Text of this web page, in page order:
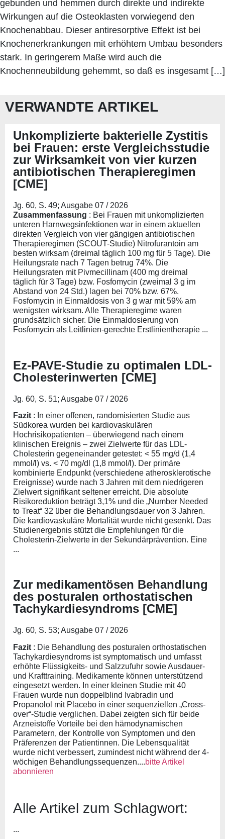
gebunden und hemmen durch direkte und indirekte
Wirkungen auf die Osteoklasten vorwiegend den
Knochenabbau. Dieser antiresorptive Effekt ist bei
Knochenerkrankungen mit erhöhtem Umbau besonders
stark. In geringerem Maße wird auch die
Knochenneubildung gehemmt, so daß es insgesamt […]
VERWANDTE ARTIKEL
Unkomplizierte bakterielle Zystitis
bei Frauen: erste Vergleichsstudie
zur Wirksamkeit von vier kurzen
antibiotischen Therapieregimen
[CME]
Jg. 60, S. 49; Ausgabe 07 / 2026
Zusammenfassung : Bei Frauen mit unkomplizierten
unteren Harnwegsinfektionen war in einem aktuellen
direkten Vergleich von vier gängigen antibiotischen
Therapieregimen (SCOUT-Studie) Nitrofurantoin am
besten wirksam (dreimal täglich 100 mg für 5 Tage). Die
Heilungsrate nach 7 Tagen betrug 74%. Die
Heilungsraten mit Pivmecillinam (400 mg dreimal
täglich für 3 Tage) bzw. Fosfomycin (zweimal 3 g im
Abstand von 24 Std.) lagen bei 70% bzw. 67%.
Fosfomycin in Einmaldosis von 3 g war mit 59% am
wenigsten wirksam. Alle Therapieregime waren
grundsätzlich sicher. Die Einmaldosierung von
Fosfomycin als Leitlinien-gerechte Erstlinientherapie ...
Ez-PAVE-Studie zu optimalen LDL-
Cholesterinwerten [CME]
Jg. 60, S. 51; Ausgabe 07 / 2026
Fazit : In einer offenen, randomisierten Studie aus
Südkorea wurden bei kardiovaskulären
Hochrisikopatienten – überwiegend nach einem
klinischen Ereignis – zwei Zielwerte für das LDL-
Cholesterin gegeneinander getestet: < 55 mg/d (1,4
mmol/l) vs. < 70 mg/dl (1,8 mmol/l). Der primäre
kombinierte Endpunkt (verschiedene atherosklerotische
Ereignisse) wurde nach 3 Jahren mit dem niedrigeren
Zielwert signifikant seltener erreicht. Die absolute
Risikoreduktion beträgt 3,1% und die „Number Needed
to Treat“ 32 über die Behandlungsdauer von 3 Jahren.
Die kardiovaskuläre Mortalität wurde nicht gesenkt. Das
Studienergebnis stützt die Empfehlungen für die
Cholesterin-Zielwerte in der Sekundärprävention. Eine
...
Zur medikamentösen Behandlung
des posturalen orthostatischen
Tachykardiesyndroms [CME]
Jg. 60, S. 53; Ausgabe 07 / 2026
Fazit : Die Behandlung des posturalen orthostatischen
Tachykardiesyndroms ist symptomatisch und umfasst
erhöhte Flüssigkeits- und Salzzufuhr sowie Ausdauer-
und Krafttraining. Medikamente können unterstützend
eingesetzt werden. In einer kleinen Studie mit 40
Frauen wurde nun doppelblind Ivabradin und
Propanolol mit Placebo in einer sequenziellen „Cross-
over“-Studie verglichen. Dabei zeigten sich für beide
Arzneistoffe Vorteile bei den hämodynamischen
Parametern, der Kontrolle von Symptomen und den
Präferenzen der Patientinnen. Die Lebensqualität
wurde nicht verbessert, zumindest nicht während der 4-
wöchigen Behandlungssequenzen....bitte Artikel
abonnieren
Alle Artikel zum Schlagwort:
...